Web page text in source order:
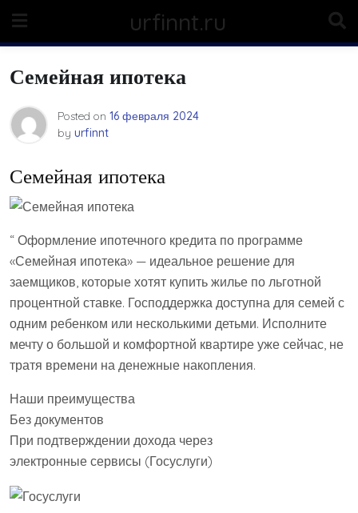
content
urfinnt.ru
Семейная ипотека
Posted on 16 февраля 2024
by urfinnt
Семейная ипотека
“ Оформление ипотечного кредита по программе
«Семейная ипотека» — идеальное решение для
заемщиков, которые хотят купить жилье по льготной
процентной ставке. Господдержка доступна для семей с
одним ребенком или несколькими детьми. Исполните
мечту о большой и комфортной квартире уже сейчас, не
тратя времени на денежные накопления.
Наши преимущества
Без документов
При подтверждении дохода через
электронные сервисы (Госуслуги)